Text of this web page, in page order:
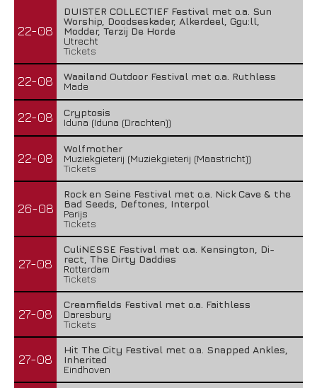
22-08
DUISTER COLLECTIEF Festival met o.a. Sun
Worship, Doodseskader, Alkerdeel, Ggu:ll,
Modder, Terzij De Horde
Utrecht
Tickets
22-08
Waailand Outdoor Festival met o.a. Ruthless
Made
22-08
Cryptosis
Iduna (Iduna (Drachten))
22-08
Wolfmother
Muziekgieterij (Muziekgieterij (Maastricht))
Tickets
26-08
Rock en Seine Festival met o.a. Nick Cave & the
Bad Seeds, Deftones, Interpol
Parijs
Tickets
27-08
CuliNESSE Festival met o.a. Kensington, Di-
rect, The Dirty Daddies
Rotterdam
Tickets
27-08
Creamfields Festival met o.a. Faithless
Daresbury
Tickets
27-08
Hit The City Festival met o.a. Snapped Ankles,
Inherited
Eindhoven